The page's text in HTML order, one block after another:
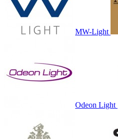
MW-Light
Odeon Light